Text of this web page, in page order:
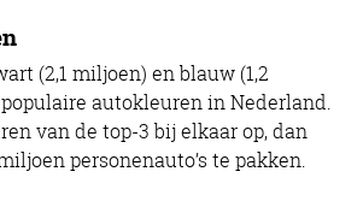
(2,1 miljoen) en blauw (1,2
autokleuren in Nederland.
van de top-3 bij elkaar op, dan
personenauto’s te pakken.